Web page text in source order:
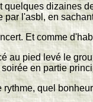
dizaines
par l'asbl, en
Et comme
au pied levé le
en partie
quel